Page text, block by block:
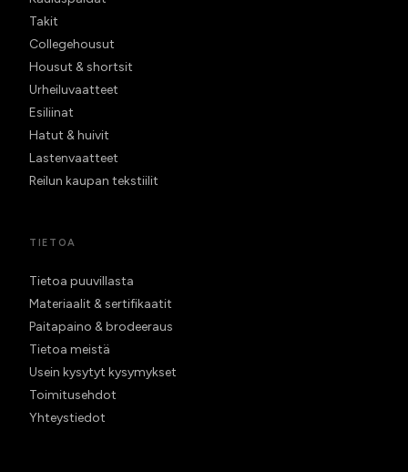
Takit
Collegehousut
Housut & shortsit
Urheiluvaatteet
Esiliinat
Hatut & huivit
Lastenvaatteet
Reilun kaupan tekstiilit
TIETOA
Tietoa puuvillasta
Materiaalit & sertifikaatit
Paitapaino & brodeeraus
Tietoa meistä
Usein kysytyt kysymykset
Toimitusehdot
Yhteystiedot